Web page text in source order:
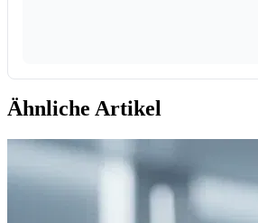
Ähnliche Artikel